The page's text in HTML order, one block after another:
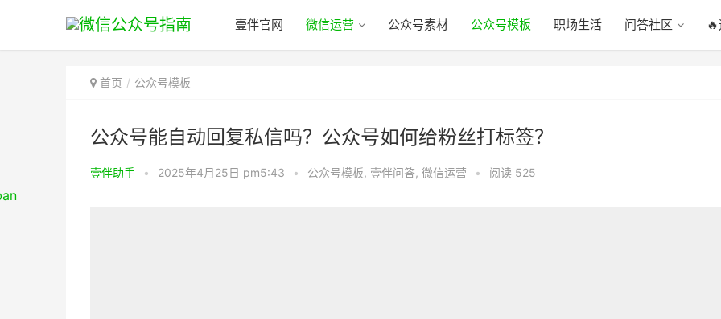
壹伴官网 微信运营 公众号素材 公众号模板 职场生活 问答社区
首页 公众号模板
公众号能自动回复私信吗？公众号如何给粉丝打标签？
壹伴助手 • 2025年4月25日 pm5:43 • 公众号模板, 壹伴问答, 微信运营 • 阅读 525